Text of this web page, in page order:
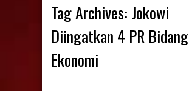
Tag Archives: Jokowi
Diingatkan 4 PR Bidang
Ekonomi